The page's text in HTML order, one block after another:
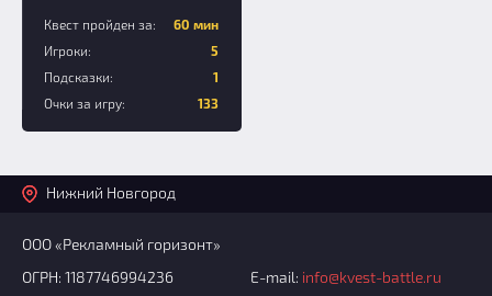
Квест пройден за:
60 мин
Игроки:
5
Подсказки:
1
Очки за игру:
133
Нижний Новгород
ООО «Рекламный горизонт»
ОГРН: 1187746994236
E-mail: info@kvest-battle.ru